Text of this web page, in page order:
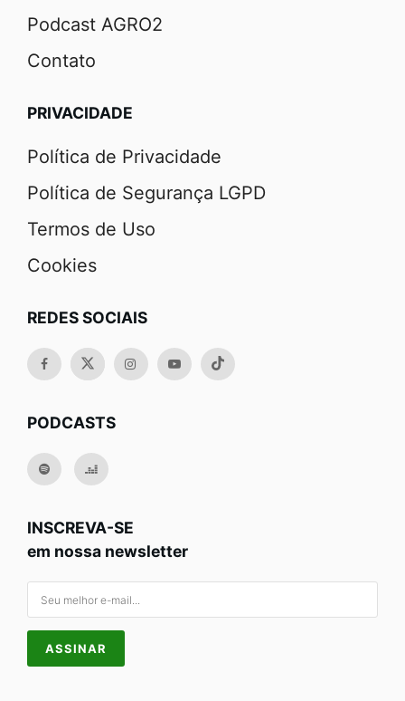
Podcast AGRO2
Contato
PRIVACIDADE
Política de Privacidade
Política de Segurança LGPD
Termos de Uso
Cookies
REDES SOCIAIS
PODCASTS
INSCREVA-SE
em nossa newsletter